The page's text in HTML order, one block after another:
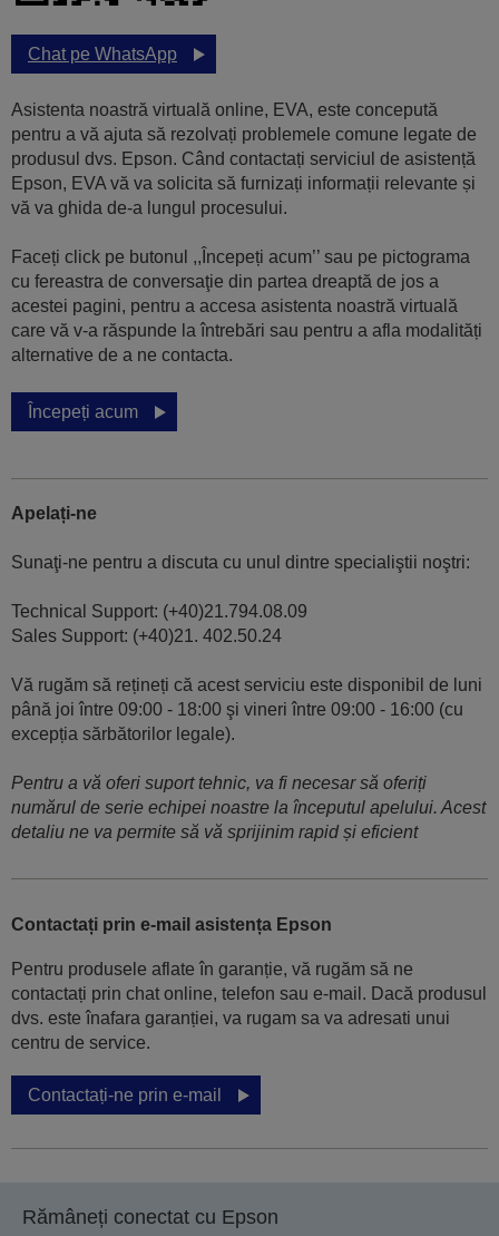
Chat pe WhatsApp
Asistenta noastră virtuală online, EVA, este concepută
pentru a vă ajuta să rezolvați problemele comune legate de
produsul dvs. Epson. Când contactați serviciul de asistență
Epson, EVA vă va solicita să furnizați informații relevante și
vă va ghida de-a lungul procesului.
Faceți click pe butonul ,,Începeți acum’’ sau pe pictograma
cu fereastra de conversaţie din partea dreaptă de jos a
acestei pagini, pentru a accesa asistenta noastră virtuală
care vă v-a răspunde la întrebări sau pentru a afla modalități
alternative de a ne contacta.
Începeți acum
Apelați-ne
Sunaţi-ne pentru a discuta cu unul dintre specialiştii noştri:
Technical Support: (+40)21.794.08.09
Sales Support: (+40)21. 402.50.24
Vă rugăm să rețineți că acest serviciu este disponibil de luni
până joi între 09:00 - 18:00 şi vineri între 09:00 - 16:00 (cu
excepția sărbătorilor legale).
Pentru a vă oferi suport tehnic, va fi necesar să oferiți
numărul de serie echipei noastre la începutul apelului. Acest
detaliu ne va permite să vă sprijinim rapid și eficient
Contactați prin e-mail asistența Epson
Pentru produsele aflate în garanție, vă rugăm să ne
contactați prin chat online, telefon sau e-mail. Dacă produsul
dvs. este înafara garanției, va rugam sa va adresati unui
centru de service.
Contactați-ne prin e-mail
Rămâneți conectat cu Epson